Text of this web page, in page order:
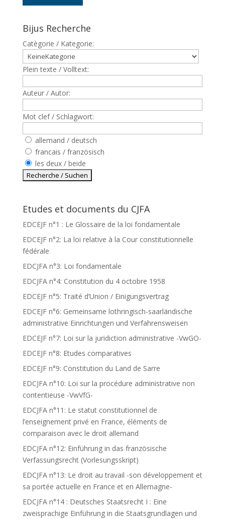
Bijus Recherche
Catègorie / Kategorie:
Plein texte / Volltext:
Auteur / Autor:
Mot clef / Schlagwort:
allemand / deutsch
francais / französisch
les deux / beide
Etudes et documents du CJFA
EDCEJF n°1 : Le Glossaire de la loi fondamentale
EDCEJF n°2: La loi relative à la Cour constitutionnelle
fédérale
EDCJFA n°3: Loi fondamentale
EDCJFA n°4: Constitution du 4 octobre 1958
EDCEJF n°5: Traité d’Union / Einigungsvertrag
EDCEJF n°6: Gemeinsame lothringisch-saarländische
administrative Einrichtungen und Verfahrensweisen
EDCEJF n°7: Loi sur la juridiction administrative -VwGO-
EDCEJF n°8: Etudes comparatives
EDCEJF n°9: Constitution du Land de Sarre
EDCJFA n°10: Loi sur la procédure administrative non
contentieuse -VwVfG-
EDCJFA n°11: Le statut constitutionnel de
l’enseignement privé en France, éléments de
comparaison avec le droit allemand
EDCJFA n°12: Einführung in das französische
Verfassungsrecht (Vorlesungsskript)
EDCJFA n°13: Le droit au travail -son développement et
sa portée actuelle en France et en Allemagne-
EDCJFA n°14 : Deutsches Staatsrecht I : Eine
zweisprachige Einführung in die Staatsgrundlagen und